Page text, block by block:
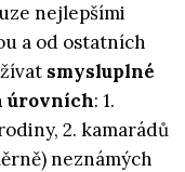
nejlepšími
a od ostatních
smysluplné
úrovních: 1.
2. kamarádů
neznámých